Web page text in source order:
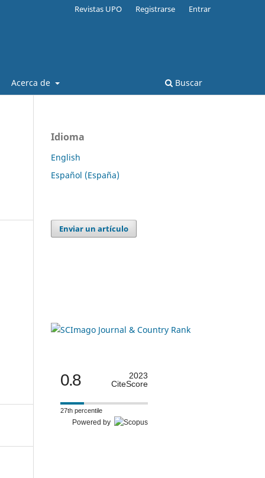
Acerca de Buscar
Revistas UPO Registrarse Entrar
Idioma
English
Español (España)
Enviar un artículo
0.8
2023
CiteScore
27th percentile
Powered by